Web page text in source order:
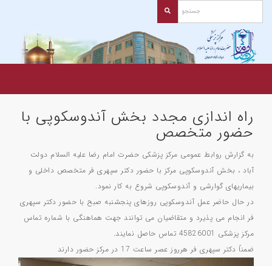
راه اندازی مجدد بخش آندوسکوپی با
حضور متخصص
به گزارش روابط عمومی مرکز پزشکی حضرت امام رضا علیه السلام دولت
آباد ، بخش آندوسکوپی مرکز با حضور دکتر سپهری فر متخصص داخلی و
بیماریهای گوارشی و آندوسکوپی شروع به کار نمود.
در حال حاضر عمل آندوسکوپی روزهای پنجشنبه صبح با حضور دکتر سپهری
فر انجام می پذیرد و متقاضیان می توانند جهت هماهنگی با شماره تماس
مرکز پزشکی 45826001 تماس حاصل نمایند.
ضمناً دکتر سپهری فر هرروز عصر ساعت 17 در مرکز حضور دارند